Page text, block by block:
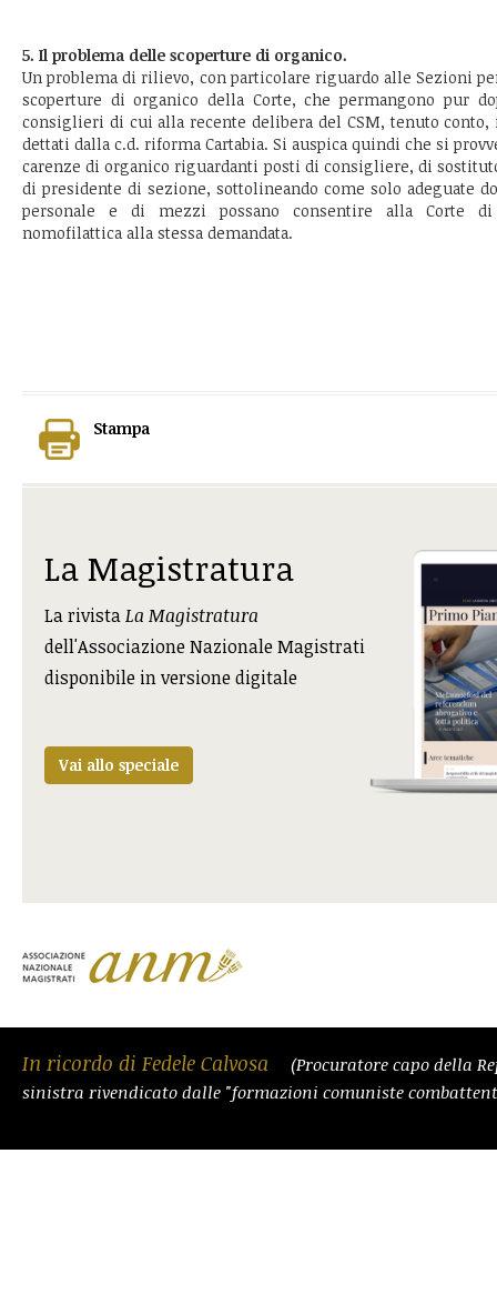
5. Il problema delle scoperture di organico.
Un problema di rilievo, con particolare riguardo alle Sezioni
scoperture di organico della Corte, che permangono pur
consiglieri di cui alla recente delibera del CSM, tenuto
dettati dalla c.d. riforma Cartabia. Si auspica quindi che si
carenze di organico riguardanti posti di consigliere, di
di presidente di sezione, sottolineando come solo adeguate
personale e di mezzi possano consentire alla Corte
nomofilattica alla stessa demandata.
Stampa
La Magistratura
La rivistaLa Magistratura
dell'Associazione Nazionale Magistrati
disponibile in versione digitale
Vai allo speciale
In ricordo di Fedele Calvosa
(Procuratore capo della
sinistra rivendicato dalle "formazioni comuniste